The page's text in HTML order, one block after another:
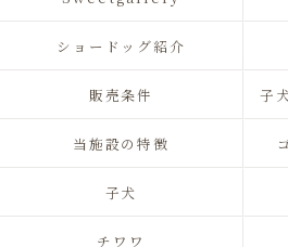
ショードッグ紹介
販売条件 子
当施設の特徴
子犬
チワワ